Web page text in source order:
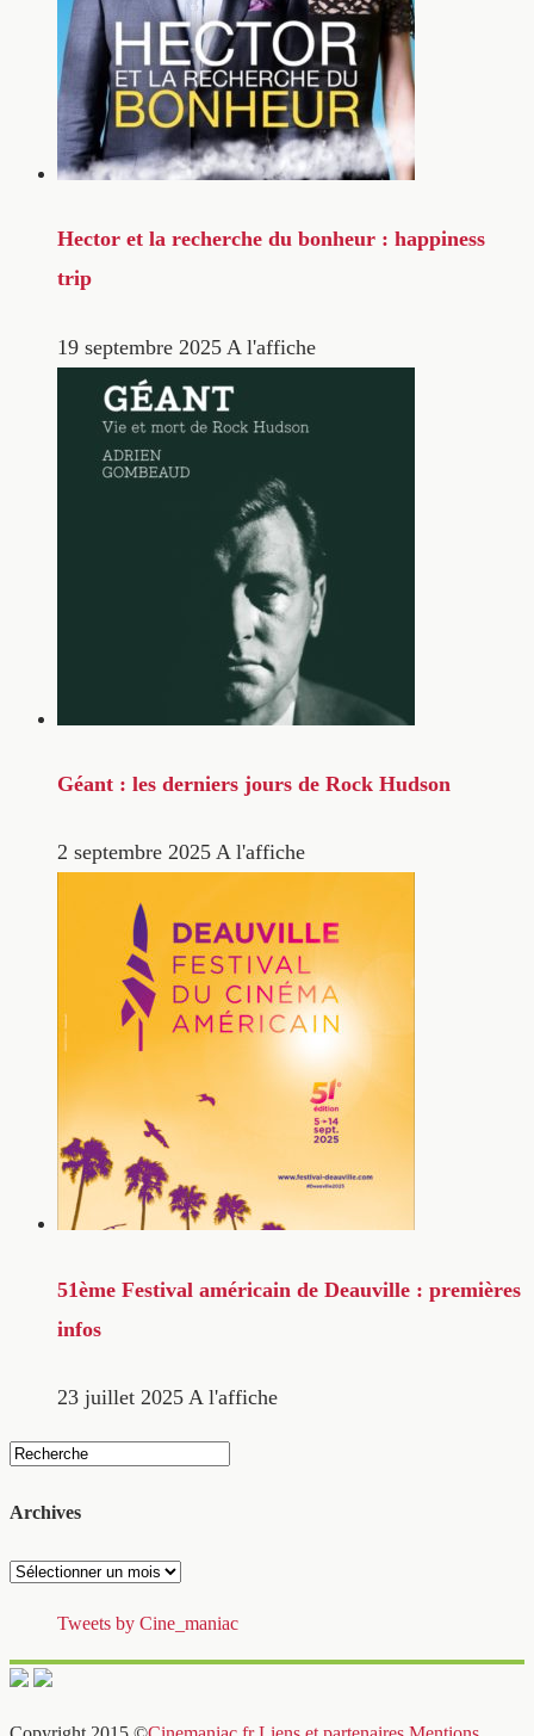
Hector et la recherche du bonheur : happiness
trip
19 septembre 2025 A l'affiche
Géant : les derniers jours de Rock Hudson
2 septembre 2025 A l'affiche
51ème Festival américain de Deauville : premières
infos
23 juillet 2025 A l'affiche
Archives
Archives
Tweets by Cine_maniac